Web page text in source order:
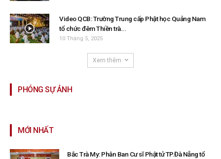
Video QCB: Trường Trung cấp Phật học Quảng Nam
tổ chức đêm Thiền trà...
10 Tháng 5, 2025
Xem thêm
PHÓNG SỰ ẢNH
MỚI NHẤT
Bắc Trà My: Phân Ban Cư sĩ Phật tử TP.Đà Nẵng tổ